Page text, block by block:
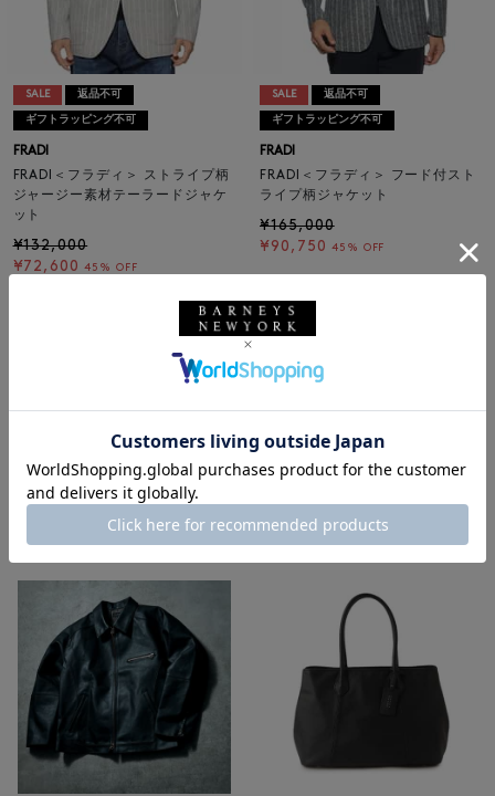
SALE 返品不可
ギフトラッピング不可
FRADI
FRADI＜フラディ＞ ストライプ柄
ジャージー素材テーラードジャケ
ット
¥132,000
¥72,600 45% OFF
SALE 返品不可
ギフトラッピング不可
FRADI
FRADI＜フラディ＞ フード付スト
ライプ柄ジャケット
¥165,000
¥90,750 45% OFF
1
メンズアクセサリー ゴルフ
RECOMMEND